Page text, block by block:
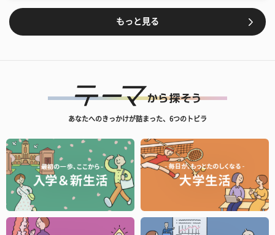
もっと見る
あなたへのきっかけが詰まった、6つのトビラ